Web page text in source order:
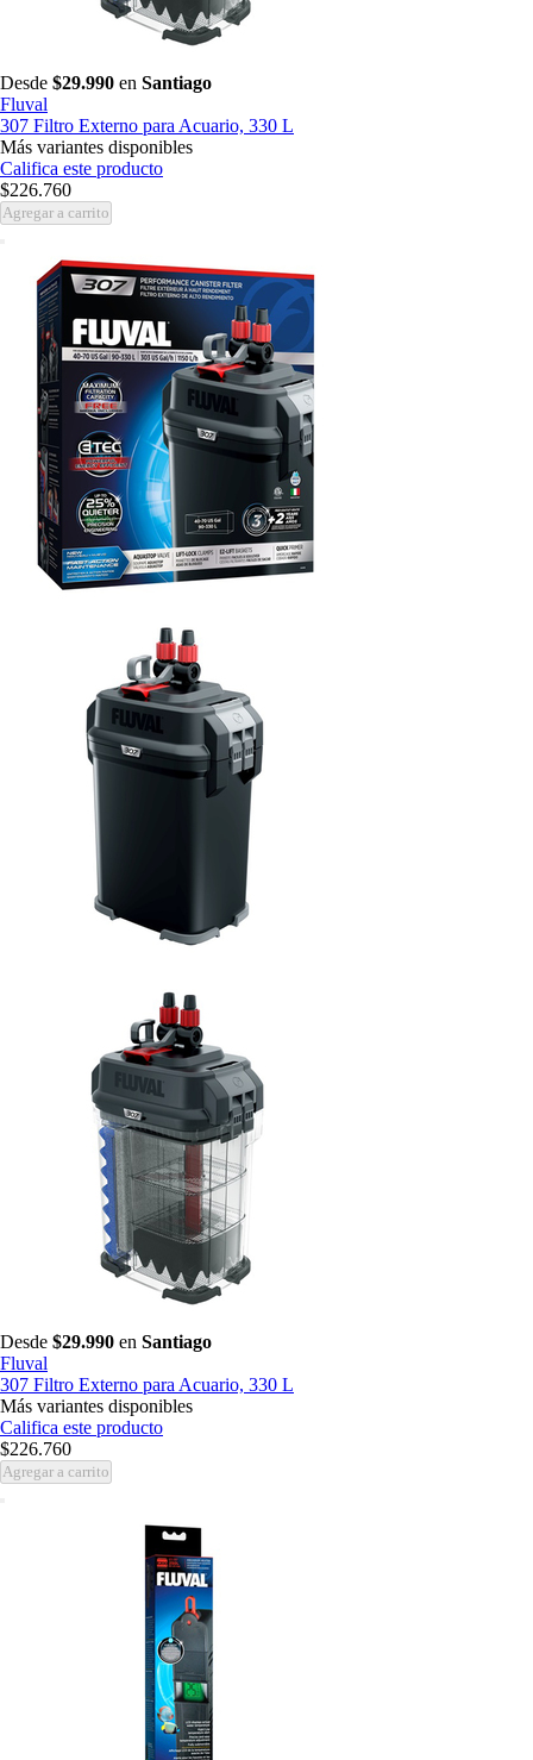
Desde $29.990 en Santiago
Fluval
307 Filtro Externo para Acuario, 330 L
Más variantes disponibles
Califica este producto
$226.760
Agregar a carrito
Desde $29.990 en Santiago
Fluval
307 Filtro Externo para Acuario, 330 L
Más variantes disponibles
Califica este producto
$226.760
Agregar a carrito